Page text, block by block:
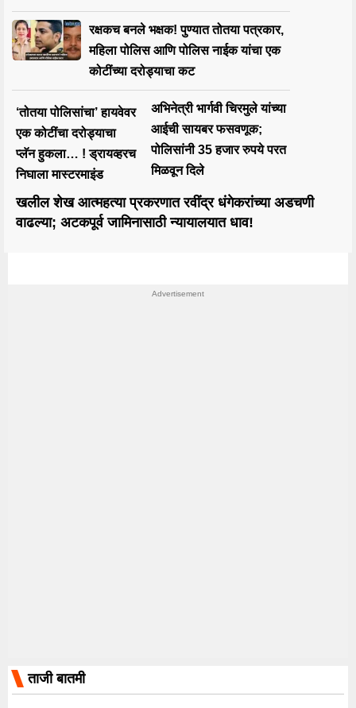
रक्षकच बनले भक्षक! पुण्यात तोतया पत्रकार,
महिला पोलिस आणि पोलिस नाईक यांचा एक
कोटींच्या दरोड्याचा कट
‘तोतया पोलिसांचा’ हायवेवर
एक कोटींचा दरोड्याचा
प्लॅन हुकला… ! ड्रायव्हरच
निघाला मास्टरमाइंड
अभिनेत्री भार्गवी चिरमुले यांच्या
आईची सायबर फसवणूक;
पोलिसांनी 35 हजार रुपये परत
मिळवून दिले
खलील शेख आत्महत्या प्रकरणात रवींद्र धंगेकरांच्या अडचणी
वाढल्या; अटकपूर्व जामिनासाठी न्यायालयात धाव!
ताजी बातमी